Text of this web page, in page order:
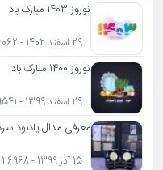
نوروز 1403 مبارک باد
29 اسفند 1402 - 16062 بازدید
نوروز 1400 مبارک باد
29 اسفند 1399 - 19541 بازدید - 2 نظر
معرفی مدال یادبود
15 آذر 1399 - 26968 بازدید - 2 نظر